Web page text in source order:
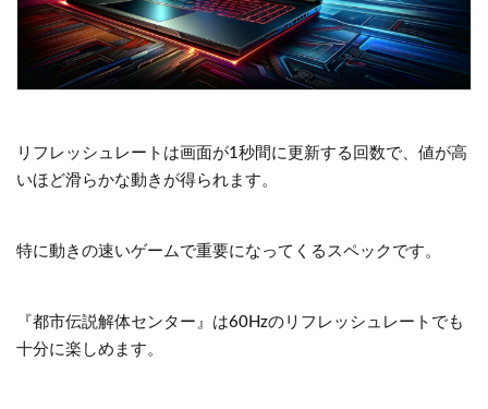
リフレッシュレートは画面が1秒間に更新する回数で、値が高
いほど滑らかな動きが得られます。
特に動きの速いゲームで重要になってくるスペックです。
『都市伝説解体センター』は60Hzのリフレッシュレートでも
十分に楽しめます。